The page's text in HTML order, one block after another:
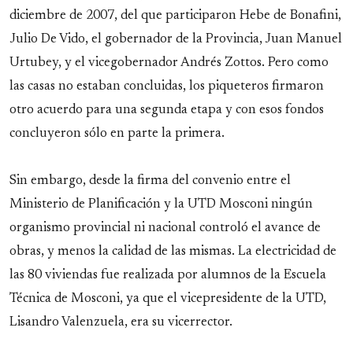
diciembre de 2007, del que participaron Hebe de Bonafini,
Julio De Vido, el gobernador de la Provincia, Juan Manuel
Urtubey, y el vicegobernador Andrés Zottos. Pero como
las casas no estaban concluidas, los piqueteros firmaron
otro acuerdo para una segunda etapa y con esos fondos
concluyeron sólo en parte la primera.
Sin embargo, desde la firma del convenio entre el
Ministerio de Planificación y la UTD Mosconi ningún
organismo provincial ni nacional controló el avance de
obras, y menos la calidad de las mismas. La electricidad de
las 80 viviendas fue realizada por alumnos de la Escuela
Técnica de Mosconi, ya que el vicepresidente de la UTD,
Lisandro Valenzuela, era su vicerrector.